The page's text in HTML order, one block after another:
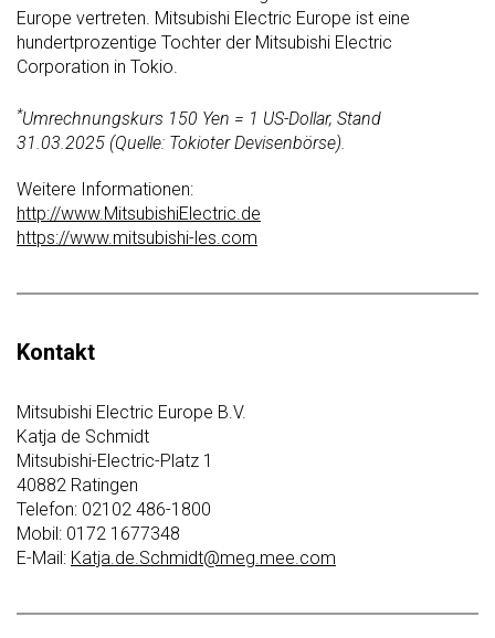
Europe vertreten. Mitsubishi Electric Europe ist eine
hundertprozentige Tochter der Mitsubishi Electric
Corporation in Tokio.
*Umrechnungskurs 150 Yen = 1 US-Dollar, Stand
31.03.2025 (Quelle: Tokioter Devisenbörse).
Weitere Informationen:
http://www.MitsubishiElectric.de
https://www.mitsubishi-les.com
Kontakt
Mitsubishi Electric Europe B.V.
Katja de Schmidt
Mitsubishi-Electric-Platz 1
40882 Ratingen
Telefon: 02102 486-1800
Mobil: 0172 1677348
E-Mail: Katja.de.Schmidt@meg.mee.com